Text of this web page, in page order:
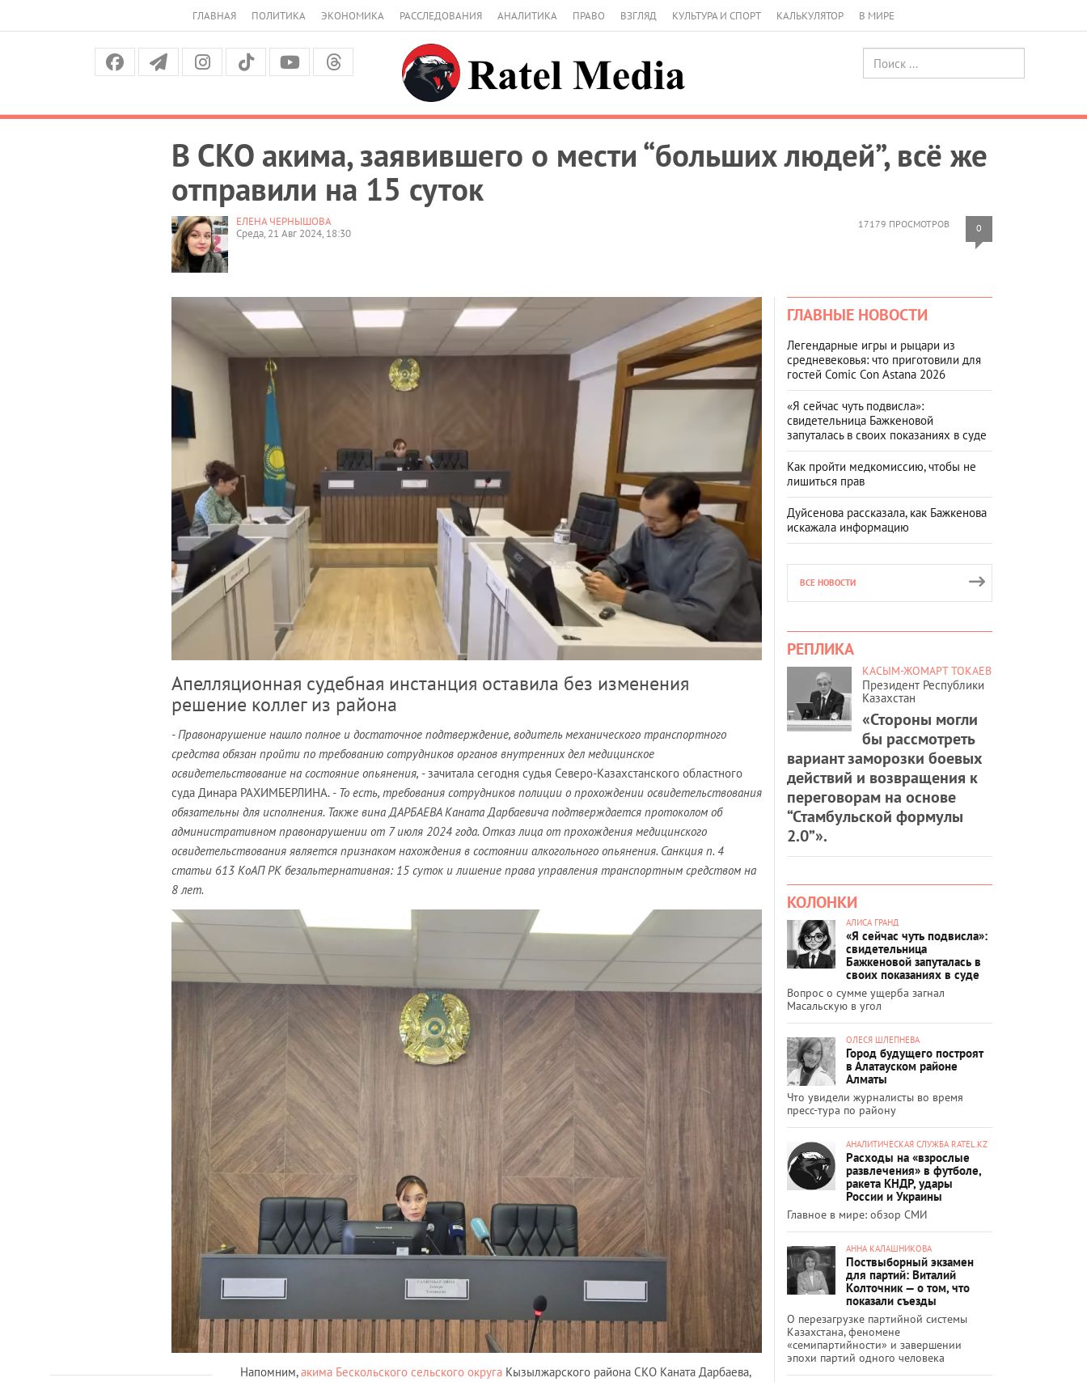
ГЛАВНАЯ ПОЛИТИКА ЭКОНОМИКА РАССЛЕДОВАНИЯ АНАЛИТИКА ПРАВО ВЗГЛЯД КУЛЬТУРА И СПОРТ КАЛЬКУЛЯТОР В МИРЕ
В СКО акима, заявившего о мести “больших людей”, всё же
отправили на 15 суток
17179 ПРОСМОТРОВ 0
ЕЛЕНА ЧЕРНЫШОВА
Среда, 21 Авг 2024, 18:30
Апелляционная судебная инстанция оставила без изменения
решение коллег из района
-Правонарушение нашло полное и достаточное подтверждение, водитель механического транспортного
средства обязан пройти по требованию сотрудников органов внутренних дел медицинское
освидетельствование на состояние опьянения, - зачитала сегодня судья Северо-Казахстанского областного
суда Динара РАХИМБЕРЛИНА. -То есть, требования сотрудников полиции о прохождении освидетельствования
обязательны для исполнения. Также вина ДАРБАЕВА Каната Дарбаевича подтверждается протоколом об
административном правонарушении от 7 июля 2024 года. Отказ лица от прохождения медицинского
освидетельствования является признаком нахождения в состоянии алкогольного опьянения. Санкция п. 4
статьи 613 КоАП РК безальтернативная: 15 суток и лишение права управления транспортным средством на
8 лет.
Напомним,акима Бескольского сельского округа Кызылжарского района СКО Каната Дарбаева,
ГЛАВНЫЕ НОВОСТИ
Легендарные игры и рыцари из
средневековья: что приготовили для
гостей Comic Con Astana 2026
«Я сейчас чуть подвисла»:
свидетельница Бажкеновой
запуталась в своих показаниях в суде
Как пройти медкомиссию, чтобы не
лишиться прав
Дуйсенова рассказала, как Бажкенова
искажала информацию
ВСЕ НОВОСТИ
РЕПЛИКА
КАСЫМ-ЖОМАРТ ТОКАЕВ
Президент Республики
Казахстан
«Стороны могли
бы рассмотреть
вариант заморозки боевых
действий и возвращения к
переговорам на основе
“Стамбульской формулы
2.0”».
КОЛОНКИ
АЛИСА ГРАНД
«Я сейчас чуть подвисла»:
свидетельница
Бажкеновой запуталась в
своих показаниях в суде
Вопрос о сумме ущерба загнал
Масальскую в угол
ОЛЕСЯ ШЛЕПНЕВА
Город будущего построят
в Алатауском районе
Алматы
Что увидели журналисты во время
пресс-тура по району
АНАЛИТИЧЕСКАЯ СЛУЖБА RATEL.KZ
Расходы на «взрослые
развлечения» в футболе,
ракета КНДР, удары
России и Украины
Главное в мире: обзор СМИ
АННА КАЛАШНИКОВА
Поствыборный экзамен
для партий: Виталий
Колточник — о том, что
показали съезды
О перезагрузке партийной системы
Казахстана, феномене
«семипартийности» и завершении
эпохи партий одного человека